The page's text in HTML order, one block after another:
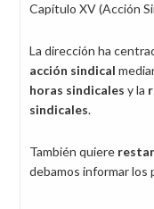
Capítulo XV (Acción
La dirección ha
acción sindical
horas sindicales y la
sindicales.
También quiere
debamos informar los